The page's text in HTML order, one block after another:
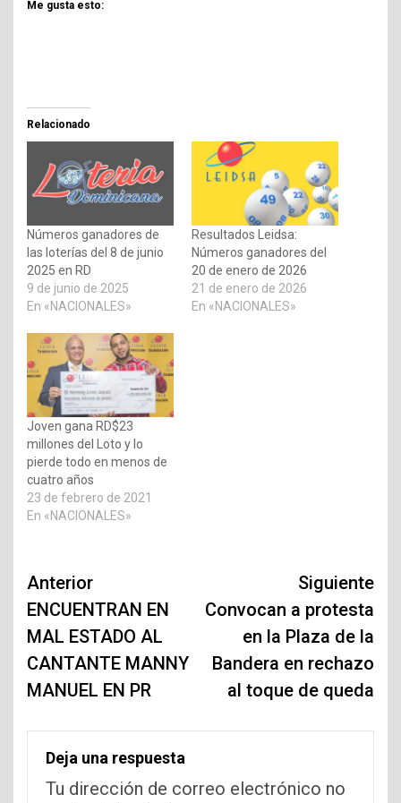
Me gusta esto:
Relacionado
Números ganadores de
las loterías del 8 de junio
2025 en RD
9 de junio de 2025
En «NACIONALES»
Resultados Leidsa:
Números ganadores del
20 de enero de 2026
21 de enero de 2026
En «NACIONALES»
Joven gana RD$23
millones del Loto y lo
pierde todo en menos de
cuatro años
23 de febrero de 2021
En «NACIONALES»
Navegación
de
entradas
Anterior
ENCUENTRAN EN
MAL ESTADO AL
CANTANTE MANNY
MANUEL EN PR
Siguiente
Convocan a protesta
en la Plaza de la
Bandera en rechazo
al toque de queda
Deja una respuesta
Tu dirección de correo electrónico no